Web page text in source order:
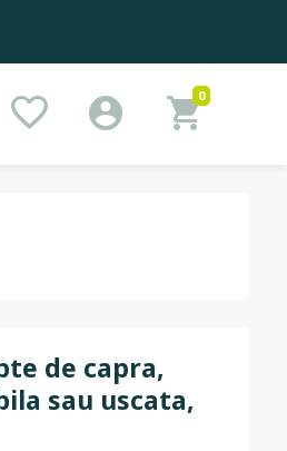
0
de capra,
sau uscata,